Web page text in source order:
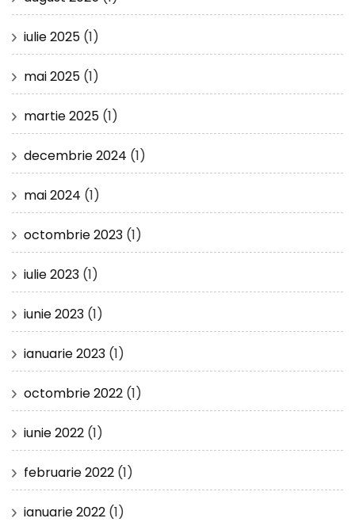
iulie 2025 (1)
mai 2025 (1)
martie 2025 (1)
decembrie 2024 (1)
mai 2024 (1)
octombrie 2023 (1)
iulie 2023 (1)
iunie 2023 (1)
ianuarie 2023 (1)
octombrie 2022 (1)
iunie 2022 (1)
februarie 2022 (1)
ianuarie 2022 (1)